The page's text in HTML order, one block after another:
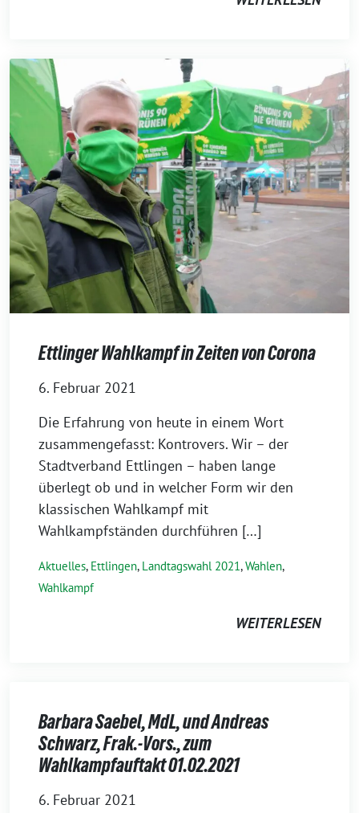
Ettlinger Wahlkampf in Zeiten von Corona
6. Februar 2021
Die Erfahrung von heute in einem Wort
zusammengefasst: Kontrovers. Wir – der
Stadtverband Ettlingen – haben lange
überlegt ob und in welcher Form wir den
klassischen Wahlkampf mit
Wahlkampfständen durchführen […]
Aktuelles, Ettlingen, Landtagswahl 2021,Wahlen,
Wahlkampf
WEITERLESEN
Barbara Saebel, MdL, und Andreas
Schwarz, Frak.-Vors., zum
Wahlkampfauftakt 01.02.2021
6. Februar 2021